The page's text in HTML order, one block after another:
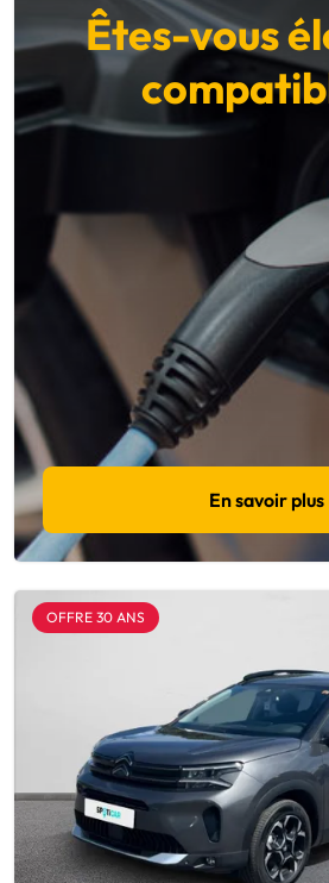
Êtes-vous
En savoir plus
OFFRE 30 ANS